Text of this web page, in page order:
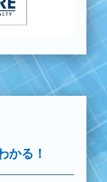
かる！